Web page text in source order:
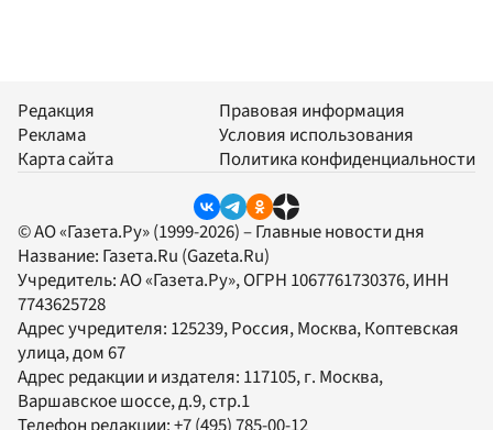
Редакция
Реклама
Карта сайта
Правовая информация
Условия использования
Политика конфиденциальности
© АО «Газета.Ру» (1999-2026) – Главные новости дня
Название: Газета.Ru (Gazeta.Ru)
Учредитель:АО «Газета.Ру», ОГРН 1067761730376, ИНН
7743625728
Адрес учредителя: 125239, Россия, Москва, Коптевская
улица, дом 67
Адрес редакции и издателя: 117105, г. Москва,
Варшавское шоссе, д.9, стр.1